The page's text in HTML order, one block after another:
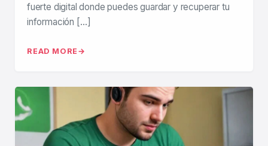
fuerte digital donde puedes guardar y recuperar tu
información […]
READ MORE